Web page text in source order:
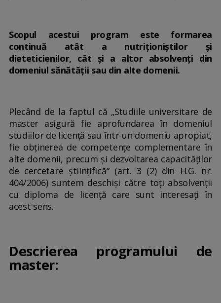
Scopul acestui program este formarea
continuă atât a nutriționiștilor și
dieteticienilor, cât și a altor absolvenți din
domeniul sănătății sau din alte domenii.
Plecând de la faptul că „Studiile universitare de
master asigură fie aprofundarea în domeniul
studiilor de licenţă sau într-un domeniu apropiat,
fie obţinerea de competenţe complementare în
alte domenii, precum și dezvoltarea capacităţilor
de cercetare ştiinţifică“ (art. 3 (2) din H.G. nr.
404/2006) suntem deschiși către toți absolvenții
cu diploma de licență care sunt interesați în
acest sens.
Descrierea programului de
master: